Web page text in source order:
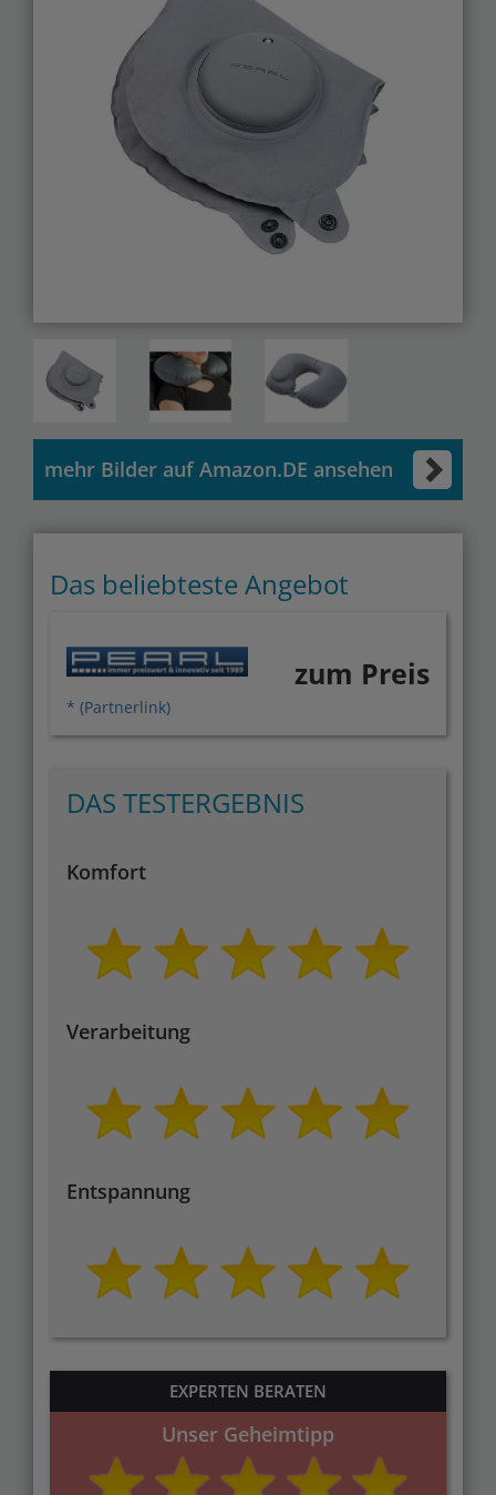
mehr Bilder auf Amazon.DE ansehen
Das beliebteste Angebot
* (Partnerlink)
zum Preis
DAS TESTERGEBNIS
Komfort
Verarbeitung
Entspannung
EXPERTEN BERATEN
Unser Geheimtipp